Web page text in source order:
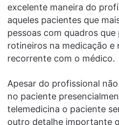
excelente maneira do
aqueles pacientes que
pessoas com quadros
rotineiros na medicação
recorrente com o médico.
Apesar do profissional
no paciente
telemedicina o paciente
outro detalhe importante